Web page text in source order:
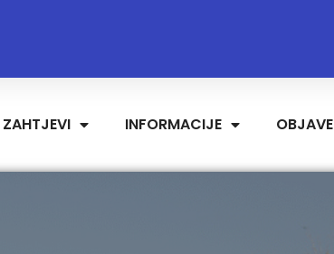
INFORMACIJE OBJAVE